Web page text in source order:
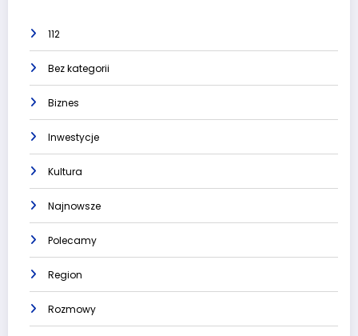
112
Bez kategorii
Biznes
Inwestycje
Kultura
Najnowsze
Polecamy
Region
Rozmowy